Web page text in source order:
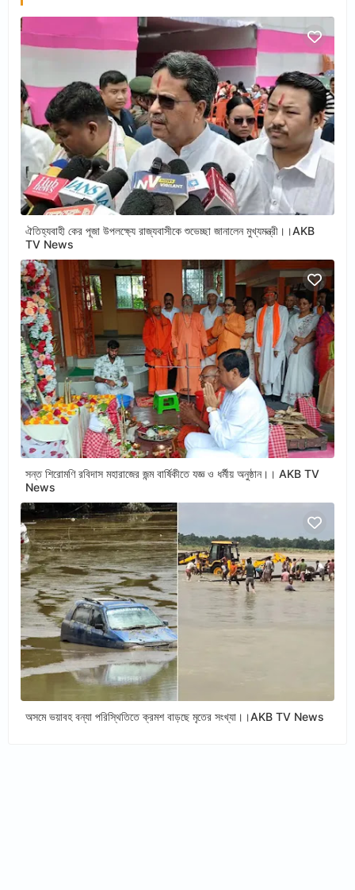
ঐতিহ্যবাহী কের পূজা উপলক্ষ্যে রাজ্যবাসীকে শুভেচ্ছা জানালেন মুখ্যমন্ত্রী।।AKB
TV News
সন্ত শিরোমণি রবিদাস মহারাজের জন্ম বার্ষিকীতে যজ্ঞ ও ধর্মীয় অনুষ্ঠান।। AKB TV
News
অসমে ভয়াবহ বন্যা পরিস্থিতিতে ক্রমশ বাড়ছে মৃতের সংখ্যা।।AKB TV News